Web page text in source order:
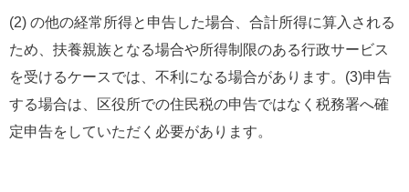
(2) の他の経常所得と申告した場合、合計所得に算入される
ため、扶養親族となる場合や所得制限のある行政サービス
を受けるケースでは、不利になる場合があります。(3)申告
する場合は、区役所での住民税の申告ではなく税務署へ確
定申告をしていただく必要があります。